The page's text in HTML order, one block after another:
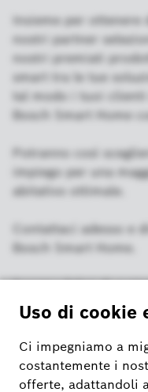
Insieme per
nostri partner
nostri premiati
smart tra le tue
tal modo i tuoi
Bosch Smart Home
Potranno così
impiego per una
abitativo ottimale.
Contattaci adesso e
Bosch Smart Home.
tua azienda.
Modulo di contatto